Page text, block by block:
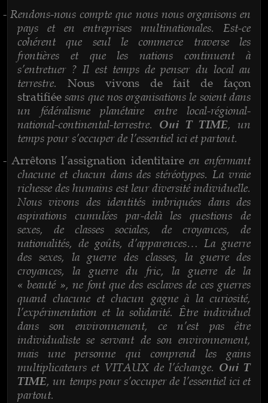
- Rendons-nous compte que nous nous organisons en
pays et en entreprises multinationales. Est-ce
cohérent que seul le commerce traverse les
frontières et que les nations continuent à
s’entretuer ? Il est temps de penser du local au
terrestre. Nous vivons de fait de façon
stratifiée sans que nos organisations le soient dans
un fédéralisme planétaire entre local-régional-
national-continental-terrestre. Oui T TIME, un
temps pour s’occuper de l’essentiel ici et partout.
- Arrêtons l’assignation identitaire en enfermant
chacune et chacun dans des stéréotypes. La vraie
richesse des humains est leur diversité individuelle.
Nous vivons des identités imbriquées dans des
aspirations cumulées par-delà les questions de
sexes, de classes sociales, de croyances, de
nationalités, de goûts, d’apparences… La guerre
des sexes, la guerre des classes, la guerre des
croyances, la guerre du fric, la guerre de la
« beauté », ne font que des esclaves de ces guerres
quand chacune et chacun gagne à la curiosité,
l’expérimentation et la solidarité. Être individuel
dans son environnement, ce n’est pas être
individualiste se servant de son environnement,
mais une personne qui comprend les gains
multiplicateurs et VITAUX de l’échange. Oui T
TIME, un temps pour s’occuper de l’essentiel ici et
partout.